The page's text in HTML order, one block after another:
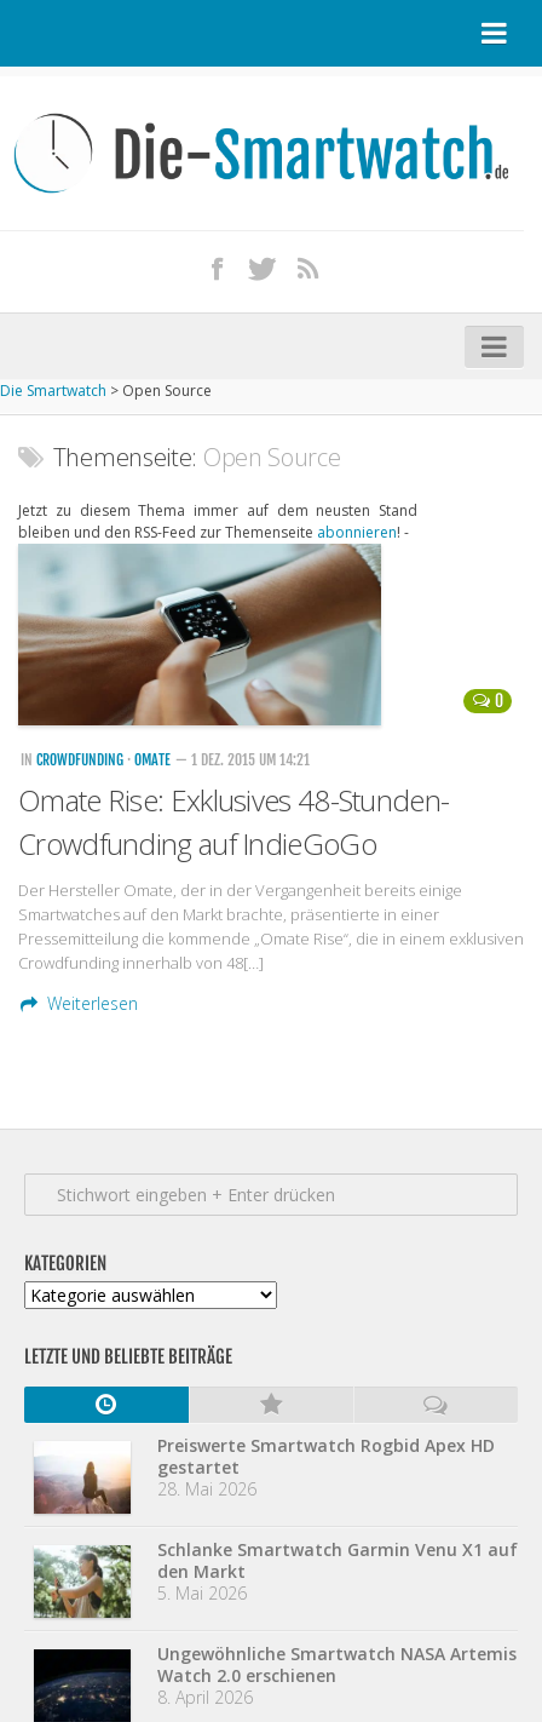
Kontakt / Tipp geben
Impressum
iPhone kaufen
Startseite
Aktuelle Smartwatches im Test
Marken und Modelle
Handytarife
BASE
Smartphonetarife
Datentarife
o2
Smartphonetarife
Prepaid-Tarife
Flatrate-Prepaidtarife
Mobilfunk-Vergleichsrechner
Mobilfunk-Tarifrechner
Die Smartwatch > Open Source
Themenseite: Open Source
Jetzt zu diesem Thema immer auf dem neusten Stand
bleiben und den RSS-Feed zur Themenseite abonnieren! -
0
IN CROWDFUNDING · OMATE — 1 DEZ. 2015 UM 14:21
Omate Rise: Exklusives 48-Stunden-
Crowdfunding auf IndieGoGo
Der Hersteller Omate, der in der Vergangenheit bereits einige
Smartwatches auf den Markt brachte, präsentierte in einer
Pressemitteilung die kommende „Omate Rise“, die in einem exklusiven
Crowdfunding innerhalb von 48[…]
Weiterlesen
KATEGORIEN
Kategorien
LETZTE UND BELIEBTE BEITRÄGE
Preiswerte Smartwatch Rogbid Apex HD
gestartet
28. Mai 2026
Schlanke Smartwatch Garmin Venu X1 auf
den Markt
5. Mai 2026
Ungewöhnliche Smartwatch NASA Artemis
Watch 2.0 erschienen
8. April 2026